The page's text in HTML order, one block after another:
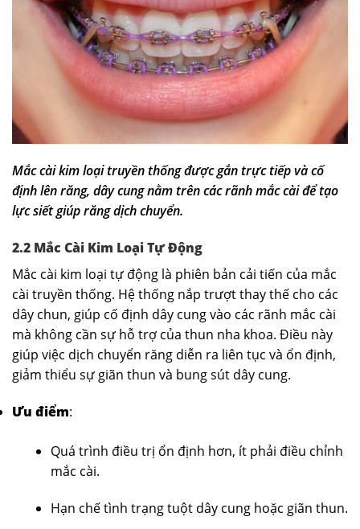
Mắc cài kim loại truyền thống được gắn trực tiếp và cố
định lên răng, dây cung nằm trên các rãnh mắc cài để tạo
lực siết giúp răng dịch chuyển.
2.2 Mắc Cài Kim Loại Tự Động
Mắc cài kim loại tự động là phiên bản cải tiến của mắc
cài truyền thống. Hệ thống nắp trượt thay thế cho các
dây chun, giúp cố định dây cung vào các rãnh mắc cài
mà không cần sự hỗ trợ của thun nha khoa. Điều này
giúp việc dịch chuyển răng diễn ra liên tục và ổn định,
giảm thiểu sự giãn thun và bung sút dây cung.
Ưu điểm:
Quá trình điều trị ổn định hơn, ít phải điều chỉnh
mắc cài.
Hạn chế tình trạng tuột dây cung hoặc giãn thun.